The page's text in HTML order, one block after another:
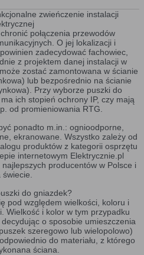
zwieńczenie instalacji
połączenia przewodów
O jej lokalizacji i
zadecydować fachowiec,
z projektem danej instalacji w
zostać zamontowana w ścianie
lub bezpośrednio na ścianie
Przy wyborze puszki do
ich stopień ochrony IP, czy mają
od promieniowania RTG.
ponadto m.in.: ognioodporne,
ekranowane. Wszystko zależy od
produktów z kategorii osprzętu
internetowym Elektrycznie.pl
producentów w Polsce i
świecie.
do gniazdek?
pod względem wielkości, koloru i
Wielkość i kolor w tym przypadku
o sposobie umieszczenia
szeregowo lub wielopolowo)
do materiału, z którego
ściana.